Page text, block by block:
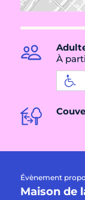
À
Évènement
Maison de